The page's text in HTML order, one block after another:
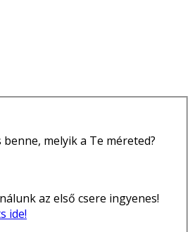
melyik a Te méreted?
az első csere ingyenes!
ide!